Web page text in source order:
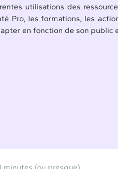
utilisations des
Pro, les formations, les
en fonction de son public